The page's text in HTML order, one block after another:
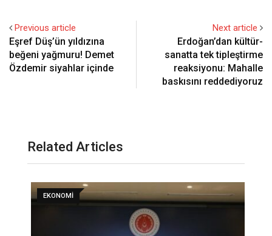
Previous article
Eşref Düş’ün yıldızına
beğeni yağmuru! Demet
Özdemir siyahlar içinde
Next article
Erdoğan’dan kültür-
sanatta tek tipleştirme
reaksiyonu: Mahalle
baskısını reddediyoruz
Related Articles
EKONOMI